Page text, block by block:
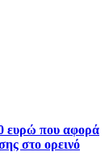
ευρώ που αφορά
στο ορεινό